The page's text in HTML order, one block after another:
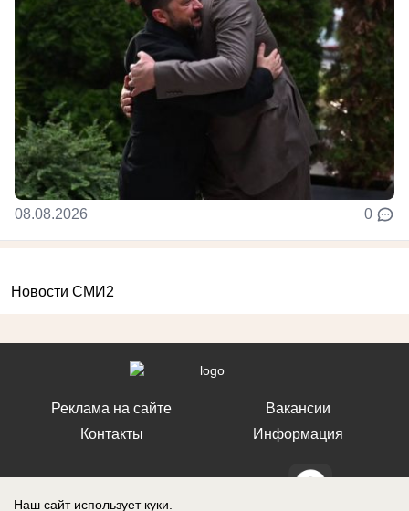
08.08.2026 0
Новости СМИ2
Реклама на сайте
Контакты
Вакансии
Информация
Наш сайт использует куки.